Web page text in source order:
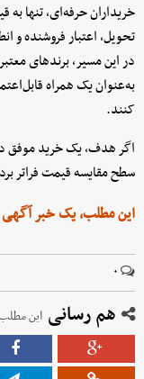
خریداران حرفه‌ای، تنها
تحویل، اعتبار فروشنده و
در این مسیر، برندهای
به‌عنوان یک همراه
کنند.
اگر هدف، یک خرید موفق در
سطح مقایسه قیمت فراتر
این مطلب، یک خبر آگهی
۰
هم رسانی این